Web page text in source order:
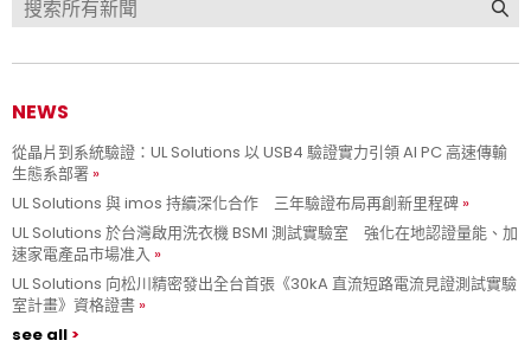
NEWS
從晶片到系統驗證：UL Solutions 以 USB4 驗證實力引領 AI PC 高速傳輸
生態系部署
UL Solutions 與 imos 持續深化合作 三年驗證布局再創新里程碑
UL Solutions 於台灣啟用洗衣機 BSMI 測試實驗室 強化在地認證量能、加
速家電產品市場准入
UL Solutions 向松川精密發出全台首張《30kA 直流短路電流見證測試實驗
室計畫》資格證書
see all